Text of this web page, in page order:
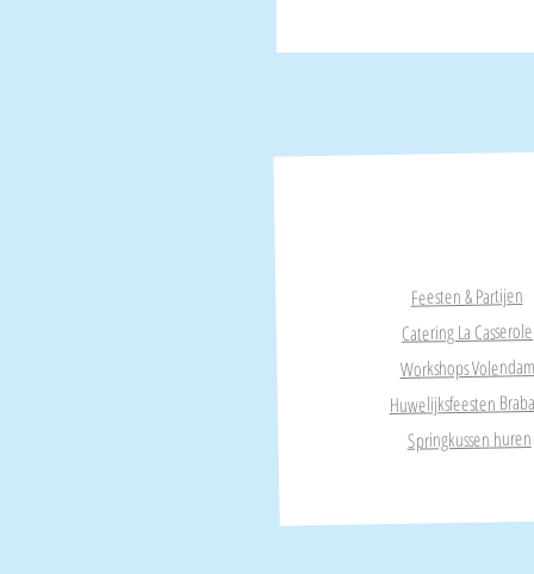
Feesten & Partijen
Catering La Casserole
Workshops
Huwelijksfeesten
Springkussen huren